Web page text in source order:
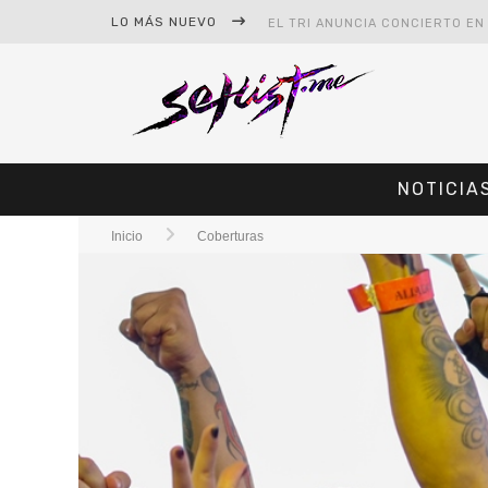
LO MÁS NUEVO
#CINE – SPIDER-MAN: UN
Inicio Coberturas